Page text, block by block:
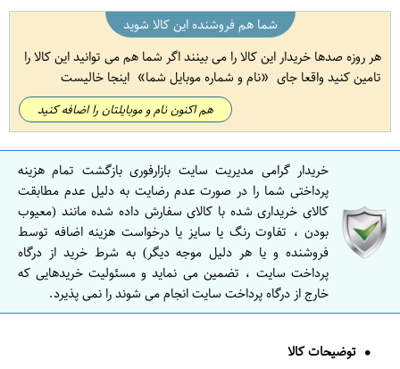
شما هم فروشنده این کالا شوید
هر روزه صدها خریدار این کالا را می بینند اگر شما هم می توانید این کالا را
تامین کنید واقعا جای
نام و شماره موبایل شما اینجا خالیست
هم اکنون نام و موبایلتان را اضافه کنید
خریدار گرامی مدیریت سایت بازارفوری بازگشت تمام هزینه
پرداختی شما را در صورت عدم رضایت به دلیل عدم مطابقت
کالای خریداری شده با کالای سفارش داده شده مانند (معیوب
بودن ، تفاوت رنگ یا سایز یا درخواست هزینه اضافه توسط
فروشنده و یا هر دلیل موجه دیگر) به شرط خرید از درگاه
پرداخت سایت ، تضمین می نماید و مسئولیت خریدهایی که
خارج از درگاه پرداخت سایت انجام می شوند را نمی پذیرد.
توضیحات کالا